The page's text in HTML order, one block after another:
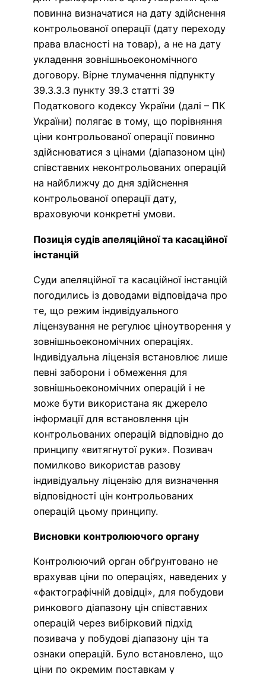
повинна визначатися на дату здійснення
контрольованої операції (дату переходу
права власності на товар), а не на дату
укладення зовнішньоекономічного
договору. Вірне тлумачення підпункту
39.3.3.3 пункту 39.3 статті 39
Податкового кодексу України (далі – ПК
України) полягає в тому, що порівняння
ціни контрольованої операції повинно
здійснюватися з цінами (діапазоном цін)
співставних неконтрольованих операцій
на найближчу до дня здійснення
контрольованої операції дату,
враховуючи конкретні умови.
Позиція судів апеляційної та касаційної
інстанцій
Суди апеляційної та касаційної інстанцій
погодились із доводами відповідача про
те, що режим індивідуального
ліцензування не регулює ціноутворення у
зовнішньоекономічних операціях.
Індивідуальна ліцензія встановлює лише
певні заборони і обмеження для
зовнішньоекономічних операцій і не
може бути використана як джерело
інформації для встановлення цін
контрольованих операцій відповідно до
принципу «витягнутої руки». Позивач
помилково використав разову
індивідуальну ліцензію для визначення
відповідності цін контрольованих
операцій цьому принципу.
Висновки контролюючого органу
Контролюючий орган обґрунтовано не
врахував ціни по операціях, наведених у
«фактографічній довідці», для побудови
ринкового діапазону цін співставних
операцій через вибірковий підхід
позивача у побудові діапазону цін та
ознаки операцій. Було встановлено, що
ціни по окремим поставкам у